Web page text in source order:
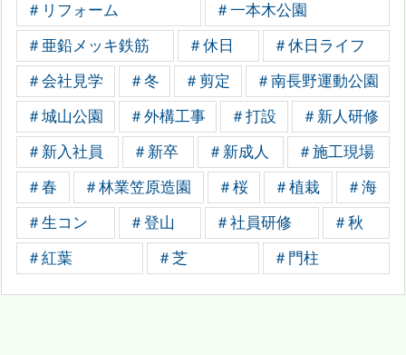
＃リフォーム ＃一本木公園
＃亜鉛メッキ鉄筋 ＃休日 ＃休日ライフ
＃会社見学 ＃冬 ＃剪定 ＃南長野運動公園
＃城山公園 ＃外構工事 ＃打設 ＃新人研修
＃新入社員 ＃新卒 ＃新成人 ＃施工現場
＃春 ＃林業笠原造園 ＃桜 ＃植栽 ＃海
＃生コン ＃登山 ＃社員研修 ＃秋
＃紅葉 ＃芝 ＃門柱